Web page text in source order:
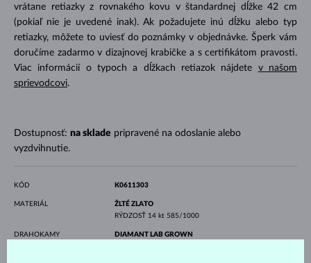
vrátane retiazky z rovnakého kovu v štandardnej dĺžke 42 cm
(pokiaľ nie je uvedené inak). Ak požadujete inú dĺžku alebo typ
retiazky, môžete to uviesť do poznámky v objednávke. Šperk vám
doručíme zadarmo v dizajnovej krabičke a s certifikátom pravosti.
Viac informácií o typoch a dĺžkach retiazok nájdete v našom
sprievodcovi.
Dostupnosť: na sklade pripravené na odoslanie alebo
vyzdvihnutie.
KÓD K0611303
MATERIÁL
ŽLTÉ ZLATO
RÝDZOSŤ 14 kt 585/1000
DRAHOKAMY
DIAMANT LAB GROWN